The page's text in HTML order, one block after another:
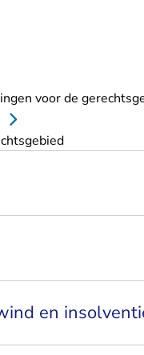
voor de
en